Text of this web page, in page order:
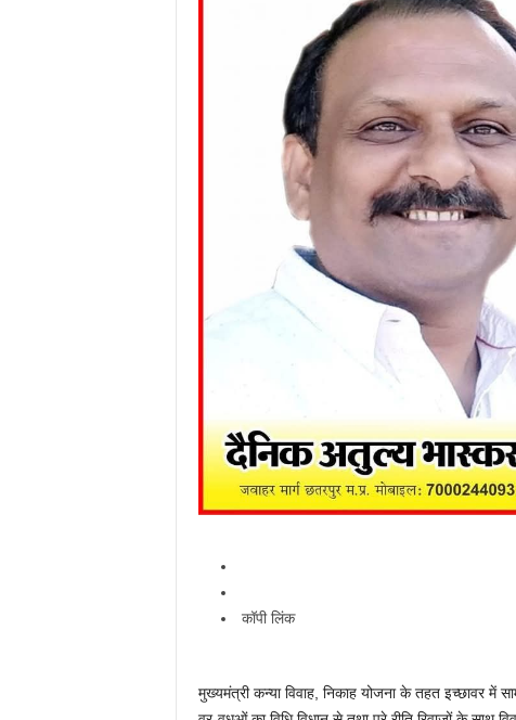
कॉपी लिंक
मुख्यमंत्री कन्या विवाह, निकाह योजना के तहत इच्छावर में